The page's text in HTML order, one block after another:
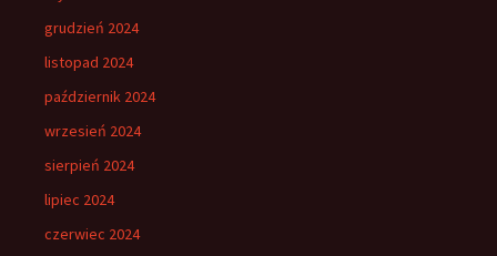
grudzień 2024
listopad 2024
październik 2024
wrzesień 2024
sierpień 2024
lipiec 2024
czerwiec 2024